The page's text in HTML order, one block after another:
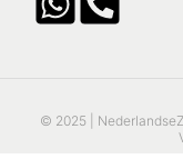
© 2025 |